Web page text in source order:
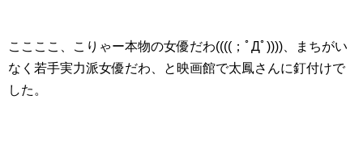
ここここ、こりゃー本物の女優だわ((((；ﾟДﾟ))))、まちがい
なく若手実力派女優だわ、と映画館で太鳳さんに釘付けで
した。